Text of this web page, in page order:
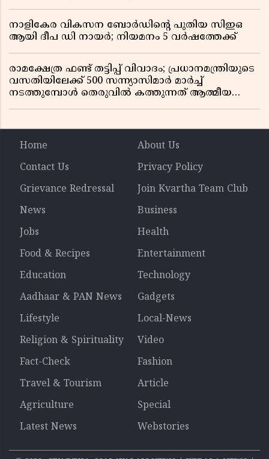
നാളികേര വികസന ബോർഡിൻ്റെ പുതിയ സിഇഒ
ആയി ദീപ ഡി നായർ; നിയമനം 5 വർഷത്തേക്ക് ​​​​​​​
രാമക്ഷേത്ര ഫണ്ട് തട്ടിപ്പ് വിവാദം; പ്രധാനമന്ത്രിയുടെ
വസതിയിലേക്ക് 500 സന്ന്യാസിമാർ മാർച്ച്
നടത്തുമ്പോൾ തെരുവിൽ കത്തുന്നത് ആത്മീയ
Home
About Us
Contact Us
Privacy Policy
Grievance Redressal
Join Kvartha Team Club
News
Business
Jobs
Health
Food & Recipes
Entertainment
Education
Technology
Aadhaar & PAN News
Gadgets
Lifestyle
Local-News
Religion & Spirituality
Video
Fact-Check
Fashion
Travel & Tourism
Article
Agriculture
Special
Latest News
Webstories